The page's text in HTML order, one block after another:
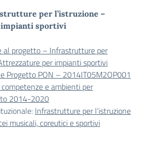
per l’istruzione –
sportivi
al progetto – Infrastrutture per
per impianti sportivi
Progetto PON – 2014IT05M2OP001
competenze e ambienti per
2014-2020
Infrastrutture per l’istruzione
musicali, coreutici e sportivi